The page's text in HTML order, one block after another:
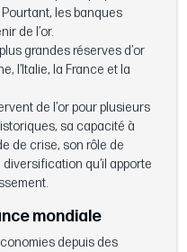
les banques
de l’or.
grandes réserves d’or
l’Italie, la France et la
de l’or pour plusieurs
sa capacité à
de crise, son rôle de
qu’il apporte
mondiale
depuis des